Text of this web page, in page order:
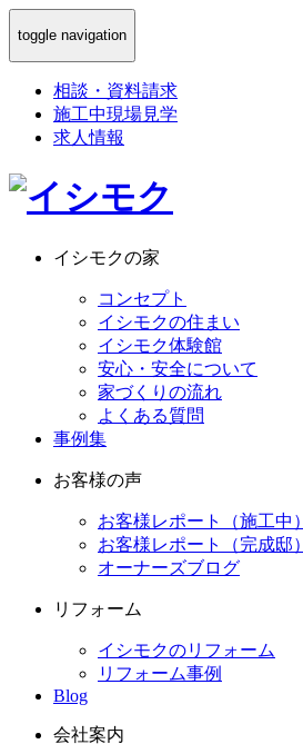
toggle navigation
相談 ・ 資料請求
施工中現場見学
求人情報
イシモクの家
コンセプト
イシモクの住まい
イシモク体験館
安心・安全について
家づくりの流れ
よくある質問
事例集
お客様の声
お客様レポート（施工中）
お客様レポート（完成邸）
オーナーズブログ
リフォーム
イシモクのリフォーム
リフォーム事例
Blog
会社案内